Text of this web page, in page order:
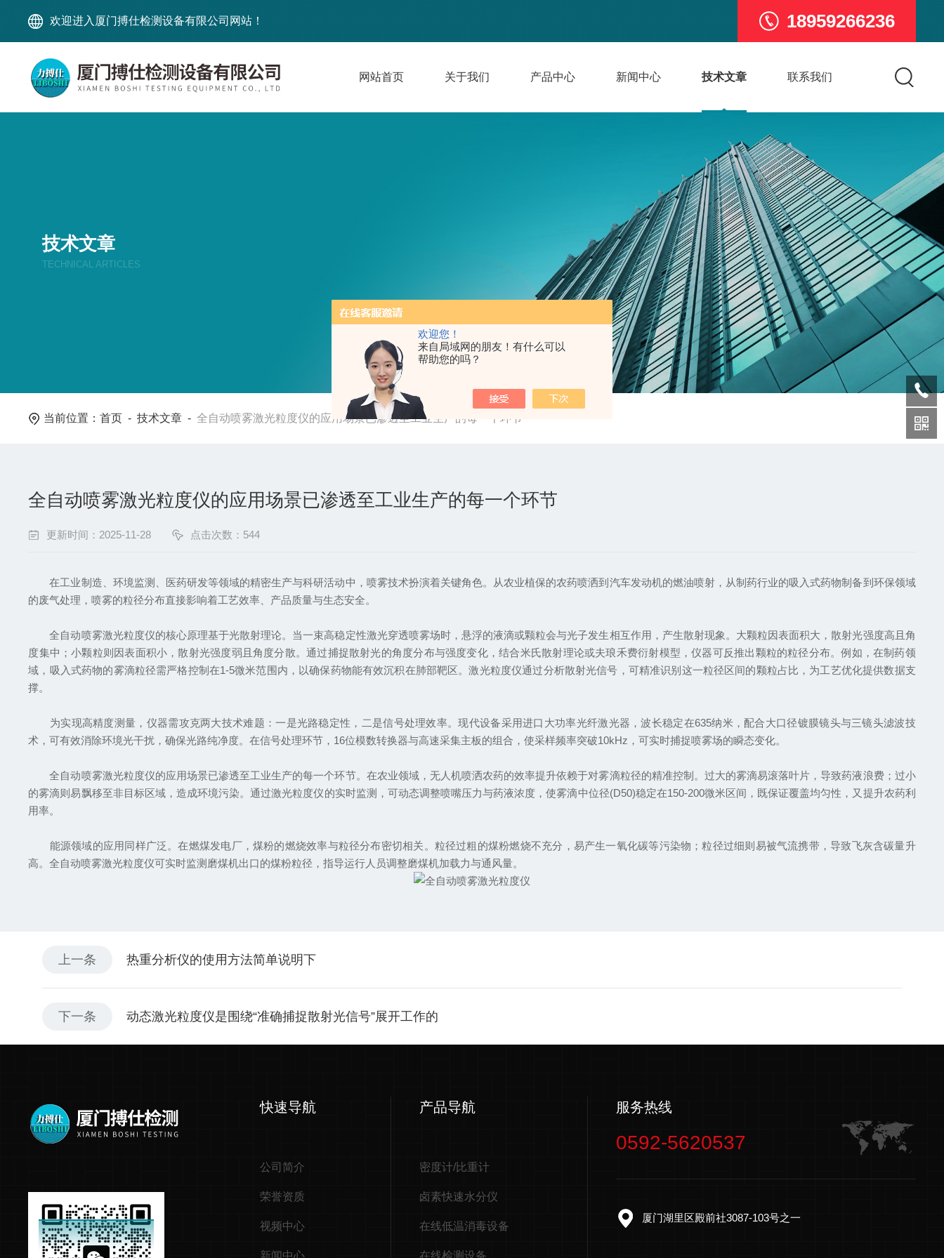
欢迎您！
来自局域网的朋友！有什么可以
帮助您的吗？
欢迎进入厦门搏仕检测设备有限公司网站！ 18959266236
网站首页 关于我们 产品中心 新闻中心 技术文章 联系我们
技术文章
TECHNICAL ARTICLES
当前位置：首页 -技术文章 -全自动喷雾激光粒度仪的应用场景已渗透至工业生产的每一个环节
全自动喷雾激光粒度仪的应用场景已渗透至工业生产的每一个环节
更新时间：2025-11-28 点击次数：544
在工业制造、环境监测、医药研发等领域的精密生产与科研活动中，喷雾技术扮演着关键角色。从农业植保的农药喷洒到汽车发动机的燃油喷射，从制药行业的吸入式药物制备到环保领域
的废气处理，喷雾的粒径分布直接影响着工艺效率、产品质量与生态安全。
全自动喷雾激光粒度仪的核心原理基于光散射理论。当一束高稳定性激光穿透喷雾场时，悬浮的液滴或颗粒会与光子发生相互作用，产生散射现象。大颗粒因表面积大，散射光强度高且角
度集中；小颗粒则因表面积小，散射光强度弱且角度分散。通过捕捉散射光的角度分布与强度变化，结合米氏散射理论或夫琅禾费衍射模型，仪器可反推出颗粒的粒径分布。例如，在制药领
域，吸入式药物的雾滴粒径需严格控制在1-5微米范围内，以确保药物能有效沉积在肺部靶区。激光粒度仪通过分析散射光信号，可精准识别这一粒径区间的颗粒占比，为工艺优化提供数据支
撑。
为实现高精度测量，仪器需攻克两大技术难题：一是光路稳定性，二是信号处理效率。现代设备采用进口大功率光纤激光器，波长稳定在635纳米，配合大口径镀膜镜头与三镜头滤波技
术，可有效消除环境光干扰，确保光路纯净度。在信号处理环节，16位模数转换器与高速采集主板的组合，使采样频率突破10kHz，可实时捕捉喷雾场的瞬态变化。
全自动喷雾激光粒度仪的应用场景已渗透至工业生产的每一个环节。在农业领域，无人机喷洒农药的效率提升依赖于对雾滴粒径的精准控制。过大的雾滴易滚落叶片，导致药液浪费；过小
的雾滴则易飘移至非目标区域，造成环境污染。通过激光粒度仪的实时监测，可动态调整喷嘴压力与药液浓度，使雾滴中位径(D50)稳定在150-200微米区间，既保证覆盖均匀性，又提升农药利
用率。
能源领域的应用同样广泛。在燃煤发电厂，煤粉的燃烧效率与粒径分布密切相关。粒径过粗的煤粉燃烧不充分，易产生一氧化碳等污染物；粒径过细则易被气流携带，导致飞灰含碳量升
高。全自动喷雾激光粒度仪可实时监测磨煤机出口的煤粉粒径，指导运行人员调整磨煤机加载力与通风量。
上一条 热重分析仪的使用方法简单说明下
下一条 动态激光粒度仪是围绕“准确捕捉散射光信号”展开工作的
快速导航
公司简介
荣誉资质
视频中心
新闻中心
产品导航
密度计/比重计
卤素快速水分仪
在线低温消毒设备
在线检测设备
服务热线
0592-5620537
厦门湖里区殿前社3087-103号之一